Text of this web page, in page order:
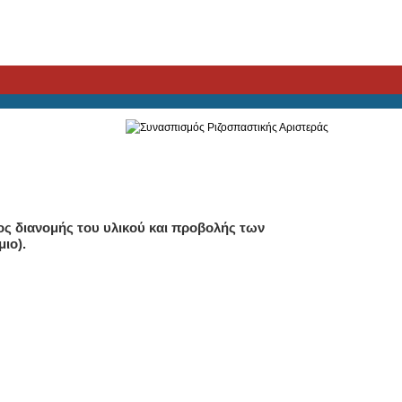
διανομής του υλικού και προβολής των